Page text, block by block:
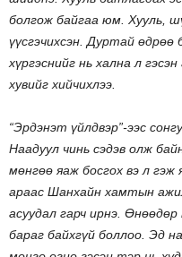
болгож байгаа юм. Хууль,
үүсгэчихсэн. Дуртай өдрөө
хүргэснийг нь хална л
хувийг хийчихлээ.
“Эрдэнэт үйлдвэр”-ээс
Наадуул чинь сэдэв олж
мөнгөө яаж босгох вэ л гэж
араас Шанхайн хамтын
асуудал гарч ирнэ.
бараг байхгүй боллоо. Эд